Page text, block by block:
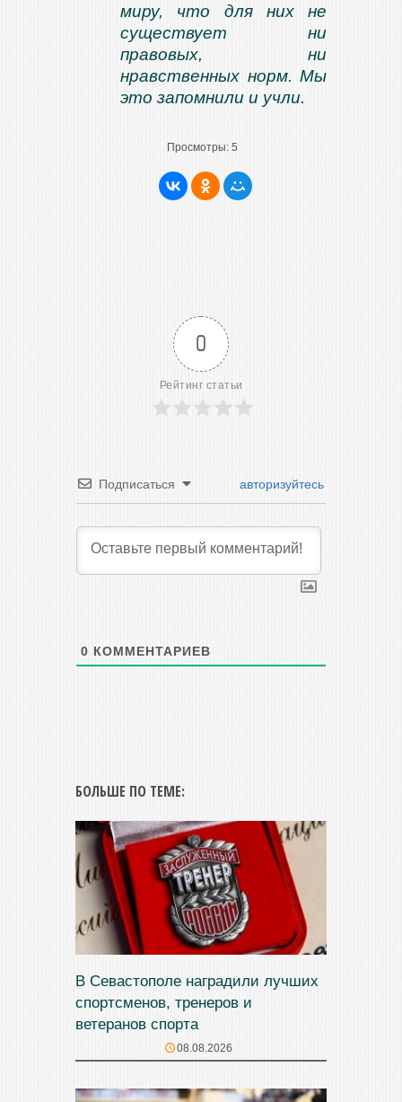
миру, что для них не
существует ни
правовых, ни
нравственных норм. Мы
это запомнили и учли.
Просмотры: 5
0
Рейтинг статьи
Подписаться авторизуйтесь
0 КОММЕНТАРИЕВ
БОЛЬШЕ ПО ТЕМЕ:
В Севастополе наградили лучших
спортсменов, тренеров и
ветеранов спорта
08.08.2026